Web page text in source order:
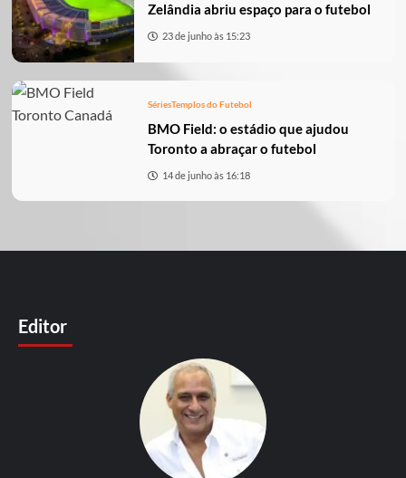
Zelândia abriu espaço para o futebol
23 de junho às 15:23
SériesTemplos do Futebol
BMO Field: o estádio que ajudou
Toronto a abraçar o futebol
14 de junho às 16:18
Editor